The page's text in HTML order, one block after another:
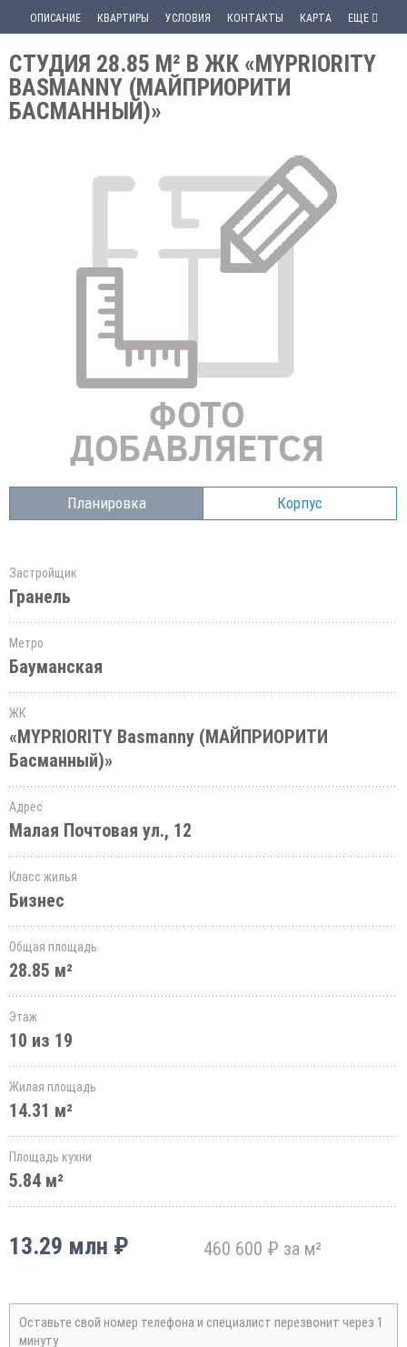
ОПИСАНИЕ КВАРТИРЫ УСЛОВИЯ КОНТАКТЫ КАРТА ЕЩЕ
СТУДИЯ 28.85 М² В ЖК «MYPRIORITY
BASMANNY (МАЙПРИОРИТИ
БАСМАННЫЙ)»
Планировка Корпус
Застройщик
Гранель
Метро
Бауманская
ЖК
«MYPRIORITY Basmanny (МАЙПРИОРИТИ
Басманный)»
Адрес
Малая Почтовая ул., 12
Класс жилья
Бизнес
Общая площадь
28.85 м²
Этаж
10 из 19
Жилая площадь
14.31 м²
Площадь кухни
5.84 м²
13.29 млн ₽ 460 600 ₽ за м²
Оставьте свой номер телефона и специалист перезвонит через 1
минуту